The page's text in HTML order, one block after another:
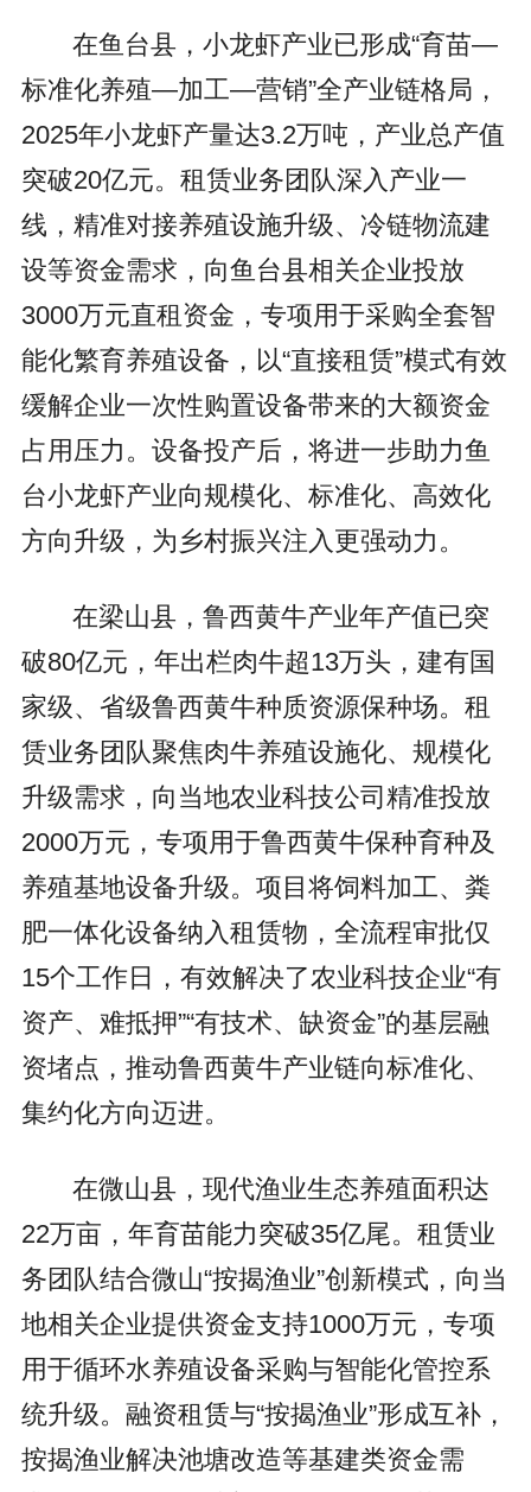
在鱼台县，小龙虾产业已形成“育苗—
标准化养殖—加工—营销”全产业链格局，
2025年小龙虾产量达3.2万吨，产业总产值
突破20亿元。租赁业务团队深入产业一
线，精准对接养殖设施升级、冷链物流建
设等资金需求，向鱼台县相关企业投放
3000万元直租资金，专项用于采购全套智
能化繁育养殖设备，以“直接租赁”模式有效
缓解企业一次性购置设备带来的大额资金
占用压力。设备投产后，将进一步助力鱼
台小龙虾产业向规模化、标准化、高效化
方向升级，为乡村振兴注入更强动力。
在梁山县，鲁西黄牛产业年产值已突
破80亿元，年出栏肉牛超13万头，建有国
家级、省级鲁西黄牛种质资源保种场。租
赁业务团队聚焦肉牛养殖设施化、规模化
升级需求，向当地农业科技公司精准投放
2000万元，专项用于鲁西黄牛保种育种及
养殖基地设备升级。项目将饲料加工、粪
肥一体化设备纳入租赁物，全流程审批仅
15个工作日，有效解决了农业科技企业“有
资产、难抵押”“有技术、缺资金”的基层融
资堵点，推动鲁西黄牛产业链向标准化、
集约化方向迈进。
在微山县，现代渔业生态养殖面积达
22万亩，年育苗能力突破35亿尾。租赁业
务团队结合微山“按揭渔业”创新模式，向当
地相关企业提供资金支持1000万元，专项
用于循环水养殖设备采购与智能化管控系
统升级。融资租赁与“按揭渔业”形成互补，
按揭渔业解决池塘改造等基建类资金需